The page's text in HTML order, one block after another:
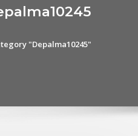
"Depalma10245"